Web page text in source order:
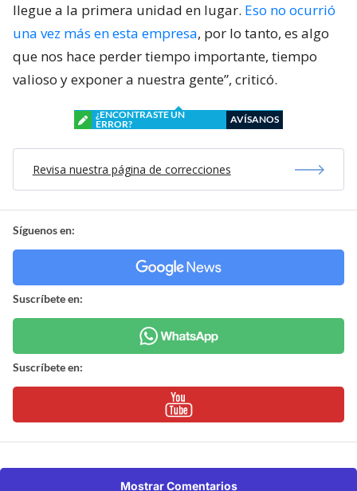
llegue a la primera unidad en lugar. Eso no ocurrió
una vez más en esta empresa, por lo tanto, es algo
que nos hace perder tiempo importante, tiempo
valioso y exponer a nuestra gente”, criticó.
¿ENCONTRASTE UN
ERROR?
AVÍSANOS
Revisa nuestra página de correcciones
Síguenos en:
Suscríbete en:
Suscríbete en:
Mostrar Comentarios